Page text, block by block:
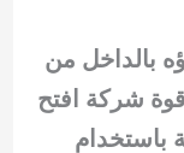
بالداخل من
قوة شركة افتح
باستخدام